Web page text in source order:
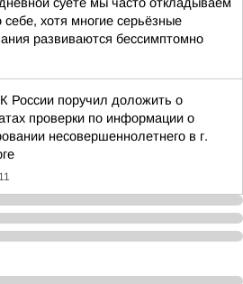
себе, хотя многие серьёзные
развиваются бессимптомно
России поручил доложить о
проверки по информации о
несовершеннолетнего в г.